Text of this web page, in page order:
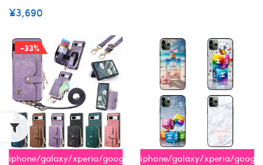
¥3,690
-33%
iphone/galaxy/xperia/google/aquosiphone/galaxy/xperia/